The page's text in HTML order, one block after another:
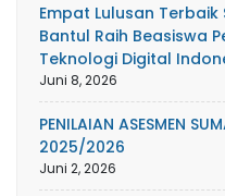
Empat Lulusan Terbaik
Bantul Raih Beasiswa
Teknologi Digital
Juni 8, 2026
PENILAIAN ASESMEN
2025/2026
Juni 2, 2026